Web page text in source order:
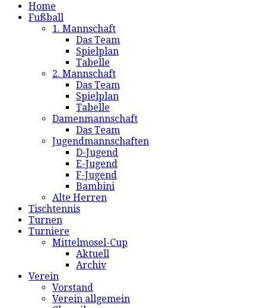
Home
Fußball
1. Mannschaft
Das Team
Spielplan
Tabelle
2. Mannschaft
Das Team
Spielplan
Tabelle
Damenmannschaft
Das Team
Jugendmannschaften
D-Jugend
E-Jugend
F-Jugend
Bambini
Alte Herren
Tischtennis
Turnen
Turniere
Mittelmosel-Cup
Aktuell
Archiv
Verein
Vorstand
Verein allgemein